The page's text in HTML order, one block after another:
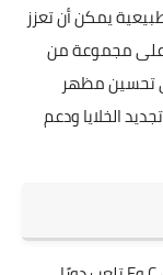
يمكن أن تعزز
مجموعة من
تحسين مظهر
الخلايا ودعم